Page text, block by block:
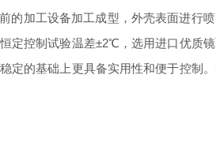
的加工设备加工成型， 外壳表面进行喷
定控制试验温差±2℃，选用进口优质镜
定的基础上更具备实用性和便于控制。